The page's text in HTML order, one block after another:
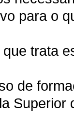
para o
trata
de
Superior